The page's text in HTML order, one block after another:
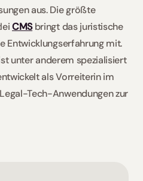
aus. Die größte
CMS bringt das juristische
Entwicklungserfahrung mit.
unter anderem spezialisiert
als Vorreiterin im
Tech-Anwendungen zur